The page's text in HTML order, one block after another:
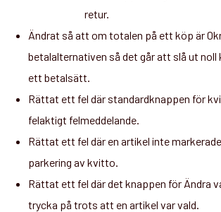
retur.
Ändrat så att om totalen på ett köp är
betalalternativen så det går att slå ut
ett betalsätt.
Rättat ett fel där standardknappen för
felaktigt felmeddelande.
Rättat ett fel där en artikel inte
parkering av kvitto.
Rättat ett fel där det knappen för Ändra
trycka på trots att en artikel var vald.